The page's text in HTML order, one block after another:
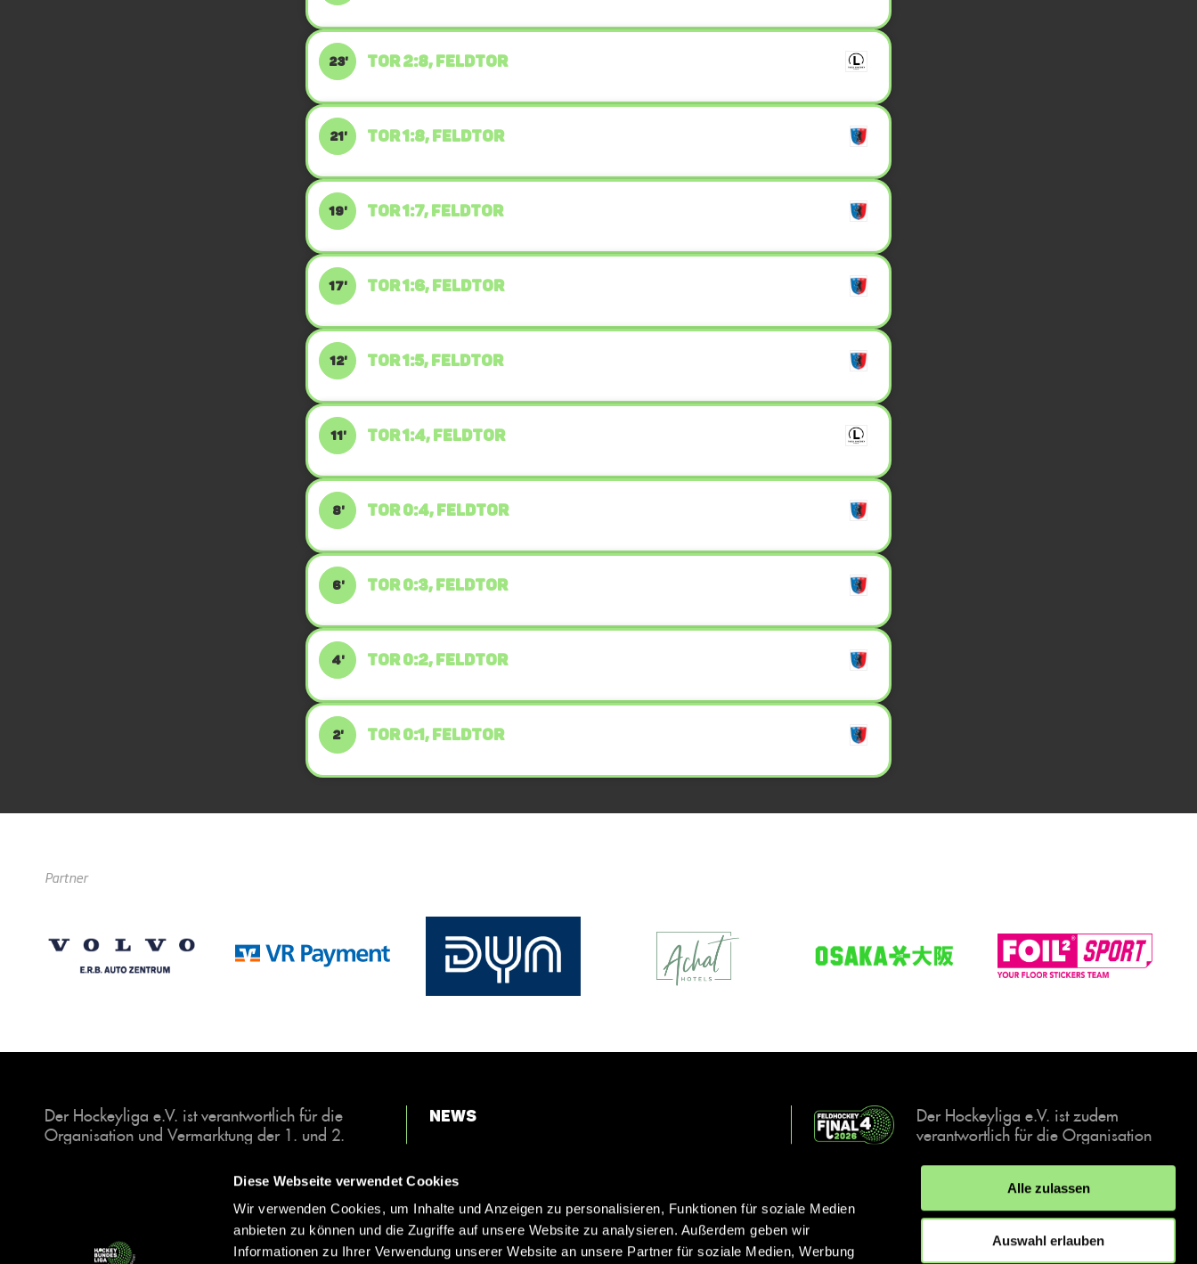
Diese Webseite verwendet Cookies
Wir verwenden Cookies, um Inhalte und Anzeigen zu personalisieren, Funktionen für soziale Medien
anbieten zu können und die Zugriffe auf unsere Website zu analysieren. Außerdem geben wir
Informationen zu Ihrer Verwendung unserer Website an unsere Partner für soziale Medien, Werbung
Alle zulassen
Auswahl erlauben
23' TOR 2:8, FELDTOR
21' TOR 1:8, FELDTOR
19' TOR 1:7, FELDTOR
17' TOR 1:6, FELDTOR
12' TOR 1:5, FELDTOR
11' TOR 1:4, FELDTOR
8' TOR 0:4, FELDTOR
6' TOR 0:3, FELDTOR
4' TOR 0:2, FELDTOR
2' TOR 0:1, FELDTOR
Partner
Der Hockeyliga e.V. ist verantwortlich für die
Organisation und Vermarktung der 1. und 2.
Halle. Insgesamt sind über 60 Vereine unter dem
Dach der Hockeyliga organisiert, sowohl im
Herren als auch im Damen Bereich.
News
Kontakt
Der Hockeyliga e.V. ist zudem
verantwortlich für die Organisation
Events, der deutschen Hockey-
Meisterschaften.